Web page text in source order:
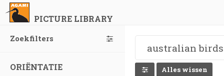
PICTURE LIBRARY
Zoekfilters
ORIËNTATIE Alles wissen